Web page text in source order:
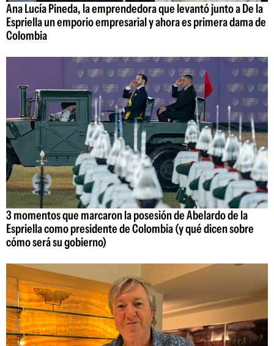
Ana Lucía Pineda, la emprendedora que levantó junto a De la
Espriella un emporio empresarial y ahora es primera dama de
Colombia
3 momentos que marcaron la posesión de Abelardo de la
Espriella como presidente de Colombia (y qué dicen sobre
cómo será su gobierno)